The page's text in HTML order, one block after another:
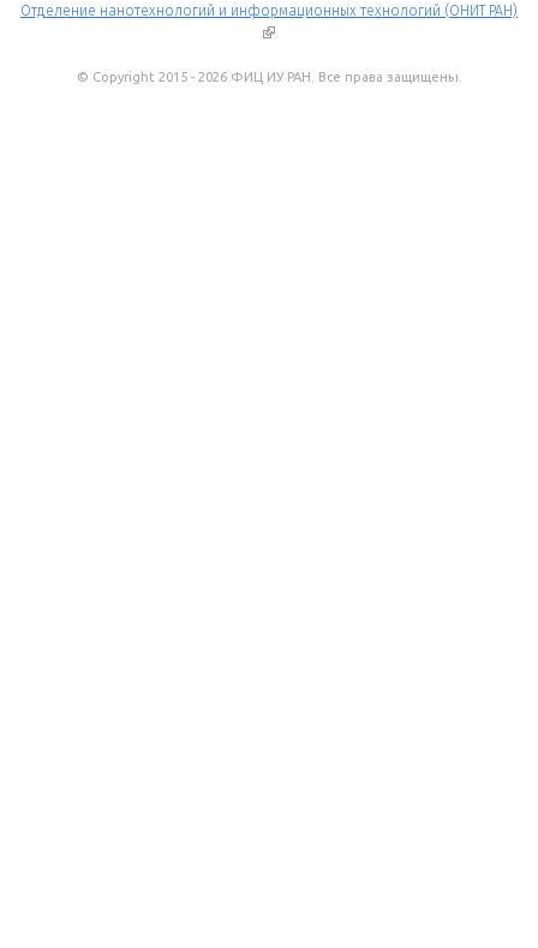
Отделение нанотехнологий и информационных технологий (ОНИТ РАН)
(внешняя ссылка)
.
© Copyright 2015 - 2026 ФИЦ ИУ РАН. Все права защищены.